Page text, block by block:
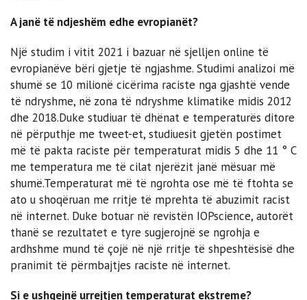
A janë të ndjeshëm edhe evropianët?
Një studim i vitit 2021 i bazuar në sjelljen online të
evropianëve bëri gjetje të ngjashme. Studimi analizoi më
shumë se 10 milionë cicërima raciste nga gjashtë vende
të ndryshme, në zona të ndryshme klimatike midis 2012
dhe 2018.Duke studiuar të dhënat e temperaturës ditore
në përputhje me tweet-et, studiuesit gjetën postimet
më të pakta raciste për temperaturat midis 5 dhe 11 ° C
me temperatura me të cilat njerëzit janë mësuar më
shumë.Temperaturat më të ngrohta ose më të ftohta se
ato u shoqëruan me rritje të mprehta të abuzimit racist
në internet. Duke botuar në revistën IOPscience, autorët
thanë se rezultatet e tyre sugjerojnë se ngrohja e
ardhshme mund të çojë në një rritje të shpeshtësisë dhe
pranimit të përmbajtjes raciste në internet.
Si e ushqejnë urrejtjen temperaturat ekstreme?